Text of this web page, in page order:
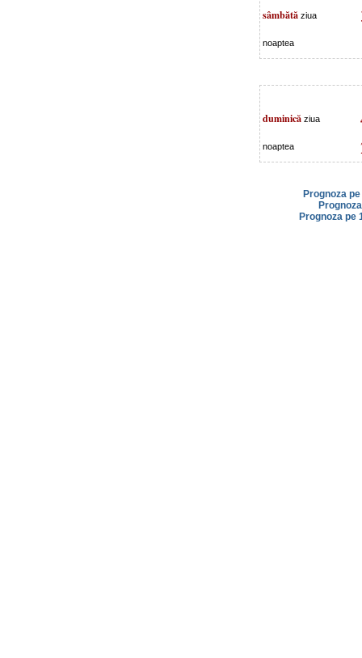
sâmbătă ziua
noaptea
duminică ziua
noaptea
Prognoza
Prognoza pe